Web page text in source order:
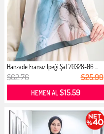
Hanzade Fransız İpeği Şal 70328-06 ...
$62.76 $25.99
HEMEN AL$15.59